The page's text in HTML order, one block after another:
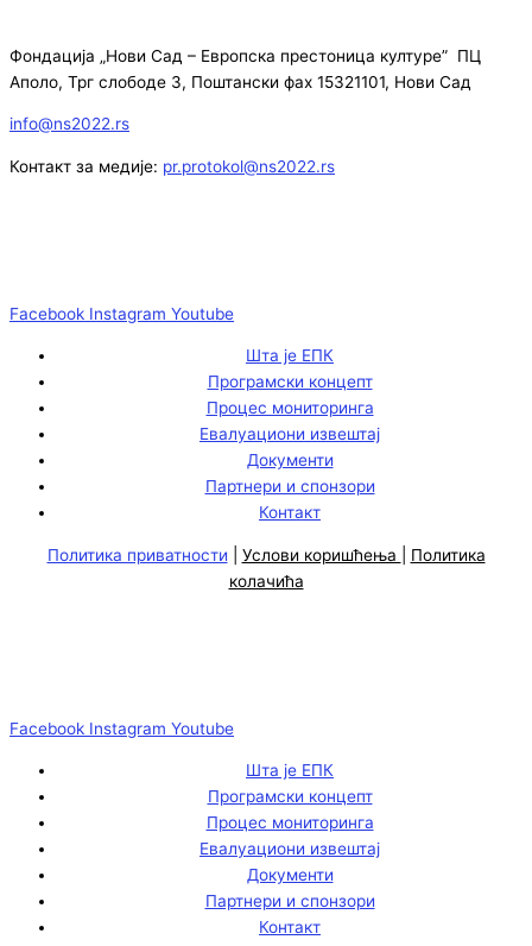
Фондација „Нови Сад – Европска престоница културе” ПЦ
Аполо, Трг слободе 3, Поштански фах 15321101, Нови Сад
info@ns2022.rs
Контакт за медије: pr.protokol@ns2022.rs
Facebook Instagram Youtube
Шта је ЕПК
Програмски концепт
Процес мониторинга
Евалуациони извештај
Документи
Партнери и спонзори
Контакт
Политика приватности Услови коришћења
Политика
колачића
Facebook Instagram Youtube
Шта је ЕПК
Програмски концепт
Процес мониторинга
Евалуациони извештај
Документи
Партнери и спонзори
Контакт